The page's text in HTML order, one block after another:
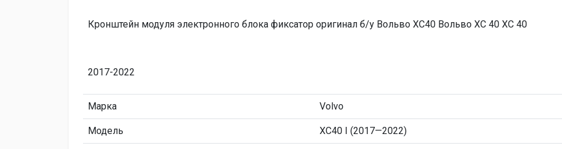
Кронштейн модуля электронного блока фиксатор оригинал б/у Вольво ХС40 Вольво XC 40 ХС 40
2017-2022
Марка Volvo
Модель XC40 I (2017—2022)